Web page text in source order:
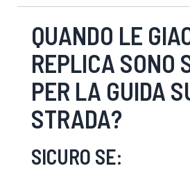
QUANDO LE
REPLICA SONO
PER LA GUIDA
STRADA?
SICURO SE: